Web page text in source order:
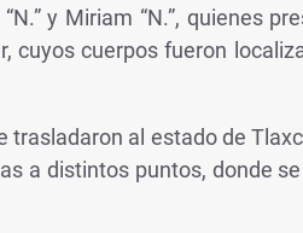
y Miriam “N.”, quienes
cuyos cuerpos fueron
al estado de
a distintos puntos, donde